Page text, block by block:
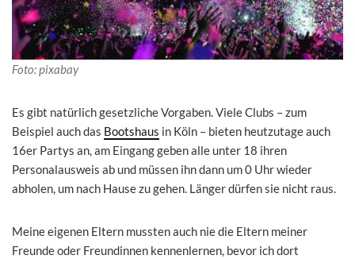
Foto: pixabay
Es gibt natürlich gesetzliche Vorgaben. Viele Clubs – zum
Beispiel auch das Bootshaus in Köln – bieten heutzutage auch
16er Partys an, am Eingang geben alle unter 18 ihren
Personalausweis ab und müssen ihn dann um 0 Uhr wieder
abholen, um nach Hause zu gehen. Länger dürfen sie nicht raus.
Meine eigenen Eltern mussten auch nie die Eltern meiner
Freunde oder Freundinnen kennenlernen, bevor ich dort